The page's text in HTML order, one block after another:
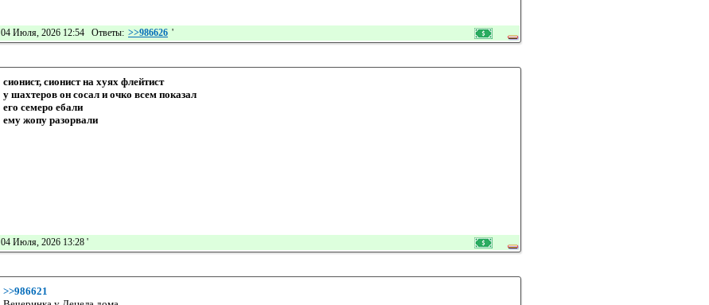
04 Июля, 2026 12:54 Ответы: >>986626 '
сионист, сионист на хуях флейтист
у шахтеров он сосал и очко всем показал
его семеро ебали
ему жопу разорвали
04 Июля, 2026 13:28 '
>>986621